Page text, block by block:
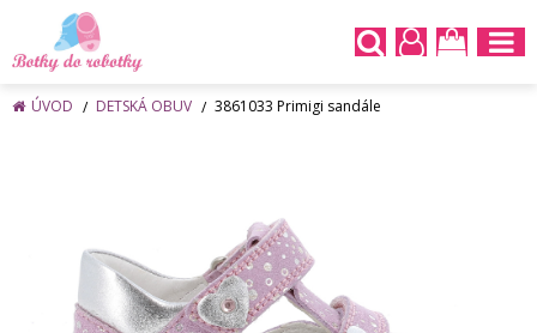
ÚVOD DETSKÁ OBUV 3861033 Primigi sandále